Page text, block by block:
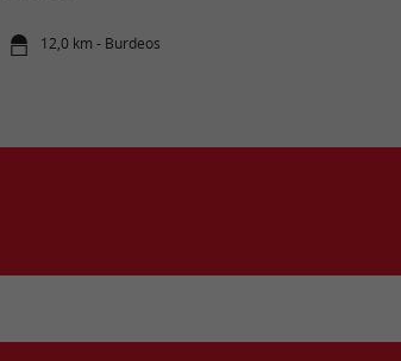
12,0 km - Burdeos